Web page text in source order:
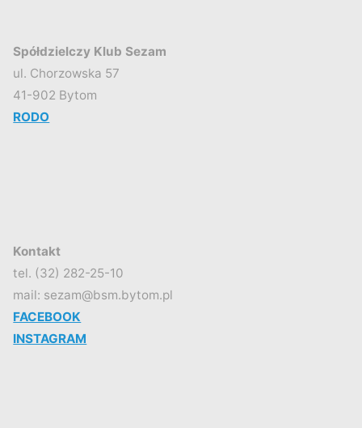
Spółdzielczy Klub Sezam
ul. Chorzowska 57
41-902 Bytom
RODO
Kontakt
tel. (32) 282-25-10
mail: sezam@bsm.bytom.pl
FACEBOOK
INSTAGRAM